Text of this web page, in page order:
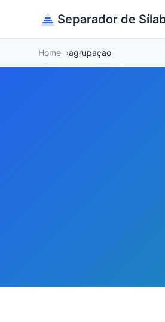
Separador de
Home agrupação